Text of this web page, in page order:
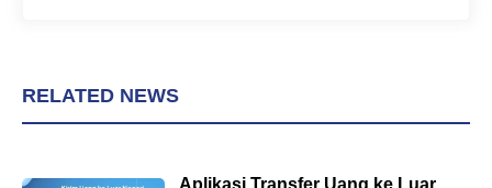
RELATED NEWS